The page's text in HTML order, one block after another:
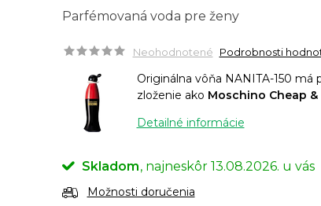
Parfémovaná voda pre ženy
Neohodnotené Podrobnosti
Originálna vôňa NANITA-150 má
zloženie ako Moschino Cheap &
Detailné informácie
Skladom 13.08.2026.
Možnosti doručenia